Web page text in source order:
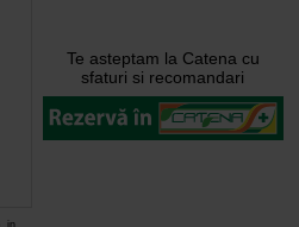
in
Te asteptam la Catena cu
sfaturi si recomandari